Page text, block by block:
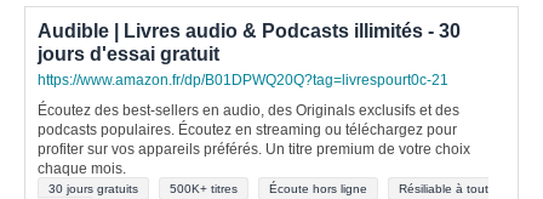
Audible | Livres audio & Podcasts illimités - 30
jours d'essai gratuit
https://www.amazon.fr/dp/B01DPWQ20Q?tag=livrespourt0c-21
Écoutez des best-sellers en audio, des Originals exclusifs et des
podcasts populaires. Écoutez en streaming ou téléchargez pour
profiter sur vos appareils préférés. Un titre premium de votre choix
chaque mois.
30 jours gratuits 500K+ titres Écoute hors ligne
Résiliable à tout